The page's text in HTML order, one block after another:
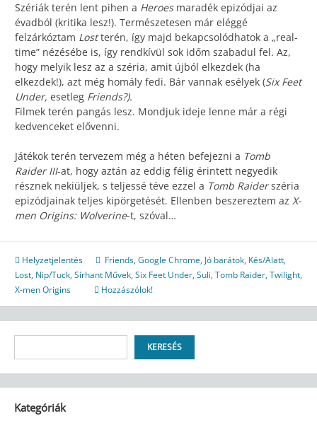
Szériák terén lent pihen a Heroesmaradék epizódjai az
évadból (kritika lesz!). Természetesen már eléggé
felzárkóztam Lostterén, így majd bekapcsolódhatok a „real-
time” nézésébe is, így rendkívül sok időm szabadul fel. Az,
hogy melyik lesz az a széria, amit újból elkezdek (ha
elkezdek!), azt még homály fedi. Bár vannak esélyek (Six Feet
Under, esetleg Friends?).
Filmek terén pangás lesz. Mondjuk ideje lenne már a régi
kedvenceket elővenni.
Játékok terén tervezem még a héten befejezni a Tomb
Raider III-at, hogy aztán az eddig félig érintett negyedik
résznek nekiüljek, s teljessé téve ezzel a Tomb Raiderszéria
epizódjainak teljes kipörgetését. Ellenben beszereztem az X-
men Origins: Wolverine-t, szóval…
Helyzetjelentés Friends,Google Chrome,Jó barátok, Kés/Alatt,
Lost, Nip/Tuck,Sírhant Művek,Six Feet Under,Suli,Tomb Raider,Twilight,
X-men Origins
Hozzászólok!
KERESÉS
Kategóriák